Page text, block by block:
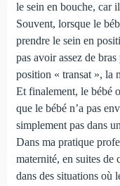
le sein en bouche, car
Souvent, lorsque le
prendre le sein en
pas avoir assez de
position « transat », la
Et finalement, le bébé
que le bébé n’a pas
simplement pas dans
Dans ma pratique
maternité, en suites de
dans des situations où